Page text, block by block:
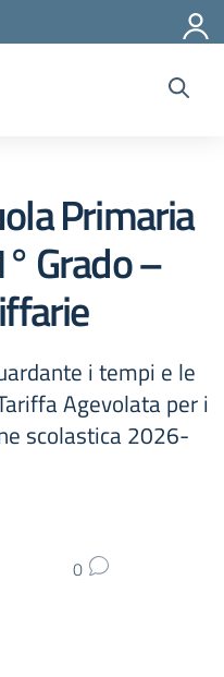
Primaria
Grado –
i tempi e le
Agevolata per i
scolastica 2026-
0